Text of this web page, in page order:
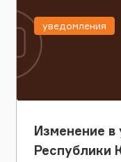
Изменение в
Республики
уведомления